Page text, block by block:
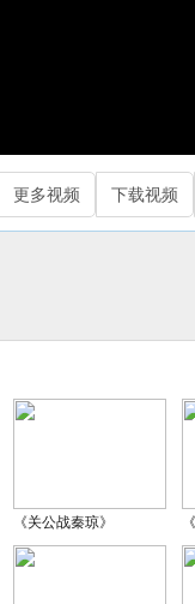
更多视频 下载视频
《关公战秦琼》